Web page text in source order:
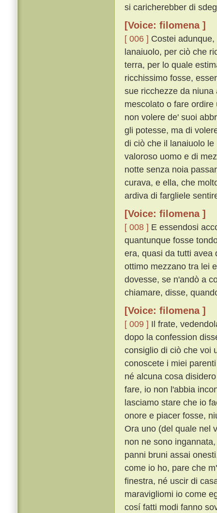
si caricherebber di
[Voice: filomena ]
[ 006 ] Costei
lanaiuolo, per ciò che
terra, per lo quale
ricchissimo fosse,
sue ricchezze da
mescolato o fare
non volere de' suoi
gli potesse, ma di
di ciò che il lanaiuolo
valoroso uomo e di
notte senza noia
curava, e ella, che
ardiva di fargliele
[Voice: filomena ]
[ 008 ] E essendosi
quantunque fosse
era, quasi da tutti avea
ottimo mezzano tra lei
dovesse, se n'andò a
chiamare, disse,
[Voice: filomena ]
[ 009 ] Il frate,
dopo la confession
consiglio di ciò che voi
conoscete i miei
né alcuna cosa
fare, io non l'abbia
lasciamo stare che io
onore e piacer fosse,
Ora uno (del quale nel
non ne sono
panni bruni assai
come io ho, pare che
finestra, né uscir di
maravigliomi io come
cosí fatti modi fanno